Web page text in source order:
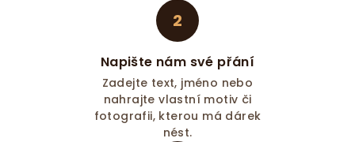
2
Napište nám své přání
Zadejte text, jméno nebo
nahrajte vlastní motiv či
fotografii, kterou má dárek
nést.